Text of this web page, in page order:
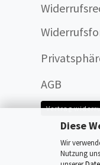
Diese
Wir
Nutzung
AGB
Cookie
Vertrag